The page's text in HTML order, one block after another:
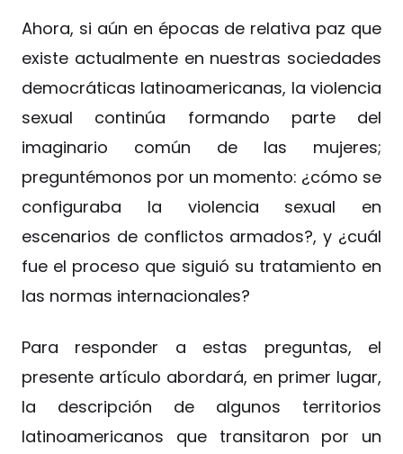
Ahora, si aún en épocas de relativa paz que
existe actualmente en nuestras sociedades
democráticas latinoamericanas, la violencia
sexual continúa formando parte del
imaginario común de las mujeres;
preguntémonos por un momento: ¿cómo se
configuraba la violencia sexual en
escenarios de conflictos armados?, y ¿cuál
fue el proceso que siguió su tratamiento en
las normas internacionales?
Para responder a estas preguntas, el
presente artículo abordará, en primer lugar,
la descripción de algunos territorios
latinoamericanos que transitaron por un